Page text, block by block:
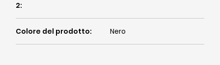
2:
Colore del prodotto: Nero